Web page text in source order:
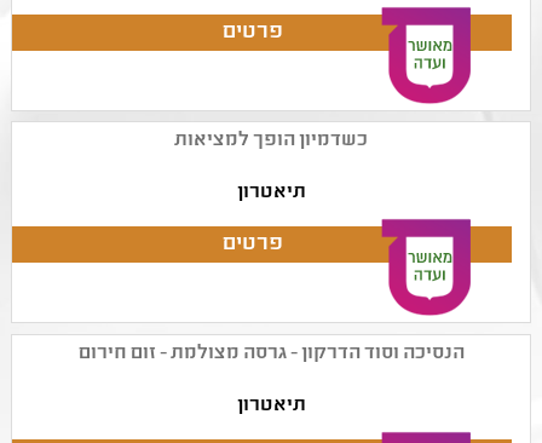
כשדמיון הופך למציאות
תיאטרון
הנסיכה וסוד הדרקון - גרסה מצולמת - זום חירום
תיאטרון